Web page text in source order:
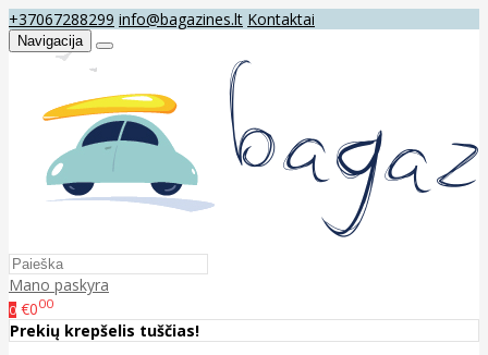
+37067288299 info@bagazines.lt Kontaktai
Navigacija
Mano paskyra
0 €000
Prekių krepšelis tuščias!